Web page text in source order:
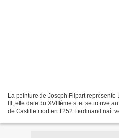
La peinture de Joseph Flipart représente
III, elle date du XVIIIème s. et se trouve
de Castille mort en 1252 Ferdinand naît